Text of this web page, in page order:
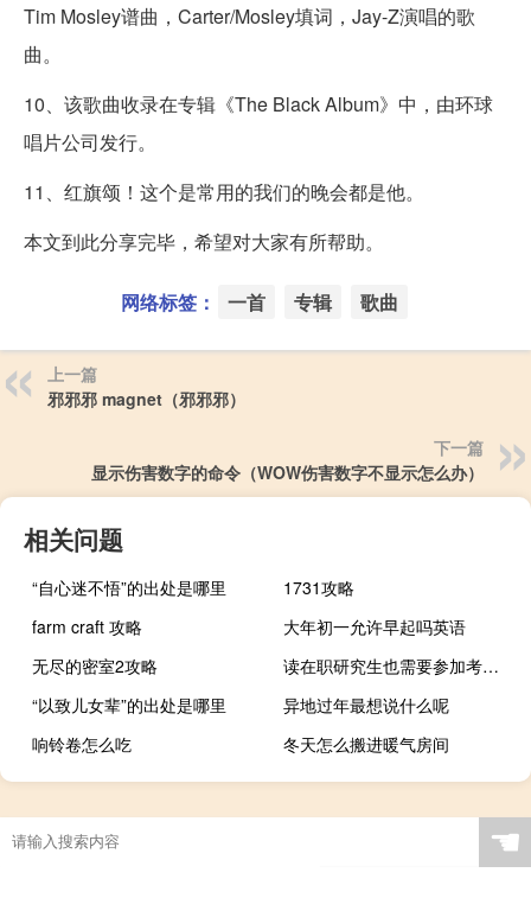
Tim Mosley谱曲，Carter/Mosley填词，Jay-Z演唱的歌
曲。
10、该歌曲收录在专辑《The Black Album》中，由环球
唱片公司发行。
11、红旗颂！这个是常用的我们的晚会都是他。
本文到此分享完毕，希望对大家有所帮助。
网络标签： 一首 专辑 歌曲
上一篇
邪邪邪 magnet（邪邪邪）
下一篇
显示伤害数字的命令（WOW伤害数字不显示怎么办）
相关问题
“自心迷不悟”的出处是哪里
1731攻略
farm craft 攻略
大年初一允许早起吗英语
无尽的密室2攻略
读在职研究生也需要参加考试吗
“以致儿女辈”的出处是哪里
异地过年最想说什么呢
响铃卷怎么吃
冬天怎么搬进暖气房间
☚